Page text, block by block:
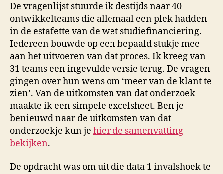
De vragenlijst stuurde ik destijds naar 40
ontwikkelteams die allemaal een plek hadden
in de estafette van de wet studiefinanciering.
Iedereen bouwde op een bepaald stukje mee
aan het uitvoeren van dat proces. Ik kreeg van
31 teams een ingevulde versie terug. De vragen
gingen over hun wens om ‘meer van de klant te
zien’. Van de uitkomsten van dat onderzoek
maakte ik een simpele excelsheet. Ben je
benieuwd naar de uitkomsten van dat
onderzoekje kun je hier de samenvatting
bekijken.
De opdracht was om uit die data 1 invalshoek te